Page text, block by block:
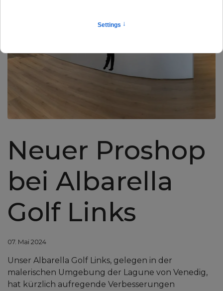
Neuer Proshop
bei Albarella
Golf Links
07. Mai 2024
Unser Albarella Golf Links, gelegen in der
malerischen Umgebung der Lagune von Venedig,
hat kürzlich aufregende Verbesserungen